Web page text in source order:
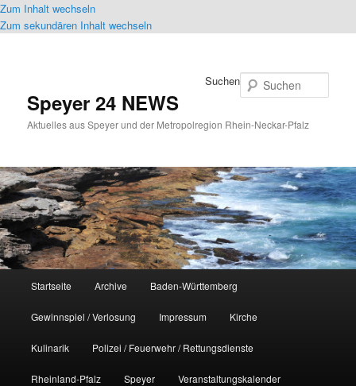
Zum Inhalt wechseln
Zum sekundären Inhalt wechseln
Speyer 24 NEWS
Aktuelles aus Speyer und der Metropolregion Rhein-Neckar-Pfalz
Suchen
Startseite Archive Baden-Württemberg
Gewinnspiel / Verlosung Impressum Kirche
Kulinarik Polizei / Feuerwehr / Rettungsdienste
Rheinland-Pfalz Speyer Veranstaltungskalender